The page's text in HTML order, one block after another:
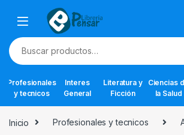
Skip to navigation
Skip to content
Buscar por:
Profesionales
y tecnicos
Interes
General
Literatura y
Ficción
Ciencias
la Salud
Inicio Profesionales y tecnicos